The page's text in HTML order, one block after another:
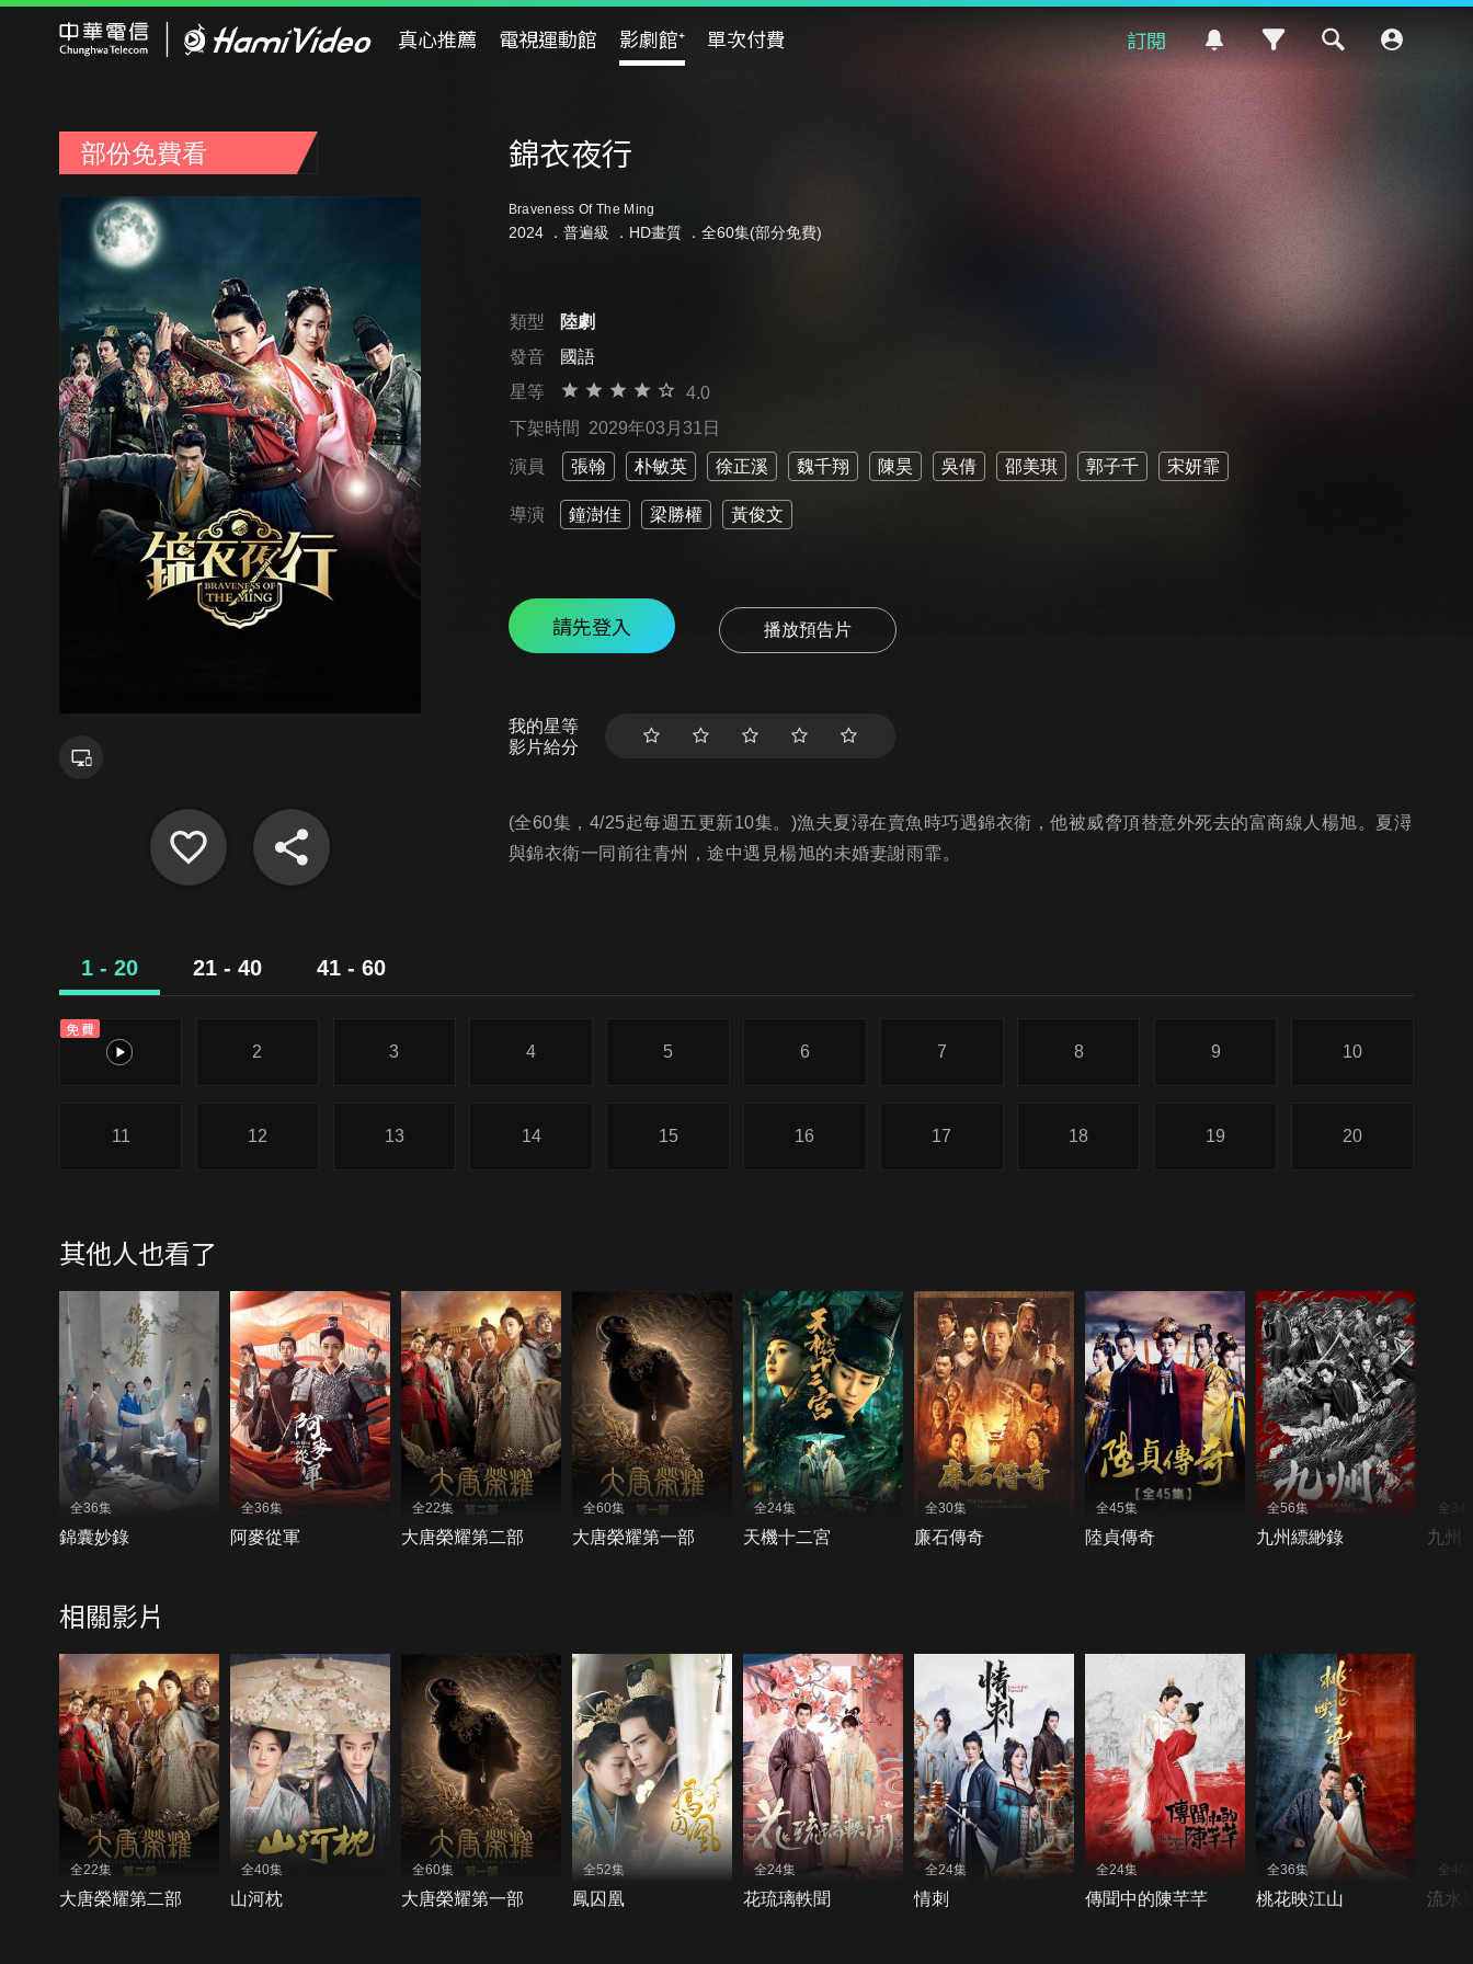
真心推薦 電視運動館 影劇館⁺ 單次付費 訂閱
部份免費看 錦衣夜行
Braveness Of The Ming
2024 ． 普遍級 ．HD畫質 ．全60集(部分免費)
類型
陸劇
發音
國語
星等
4.0
下架時間 2029年03月31日
演員 張翰 朴敏英 徐正溪 魏千翔 陳昊 吳倩 邵美琪 郭子千 宋妍霏
導演 鐘澍佳 梁勝權 黃俊文
請先登入 播放預告片
我的星等
影片給分
(全60集，4/25起每週五更新10集。)漁夫夏潯在賣魚時巧遇錦衣衛，他被威脅頂替意外死去的富商線人楊旭。夏潯
與錦衣衛一同前往青州，途中遇見楊旭的未婚妻謝雨霏。
1 - 20 21 - 40 41 - 60
免費
1
2 3 4 5 6 7 8 9 10
11 12 13 14 15 16 17 18 19 20
其他人也看了
全36集
錦囊妙錄
全36集
阿麥從軍
全22集
大唐榮耀第二部
全60集
大唐榮耀第一部
全24集
天機十二宮
全30集
廉石傳奇
全45集
陸貞傳奇
全56集
九州縹緲錄
全34
九州
相關影片
全22集
大唐榮耀第二部
全40集
山河枕
全60集
大唐榮耀第一部
全52集
鳳囚凰
全24集
花琉璃軼聞
全24集
情刺
全24集
傳聞中的陳芊芊
全36集
桃花映江山
全40
流水